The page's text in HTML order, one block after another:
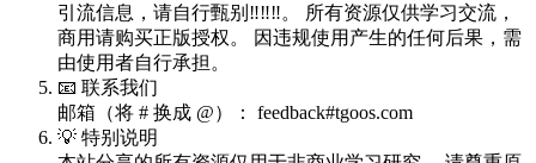
引流信息，请自行甄别‼️‼️‼️。 所有资源仅供学习交流，
商用请购买正版授权。 因违规使用产生的任何后果，需
由使用者自行承担。
📧 联系我们
邮箱（将 # 换成 @）： feedback#tgoos.com
💡 特别说明